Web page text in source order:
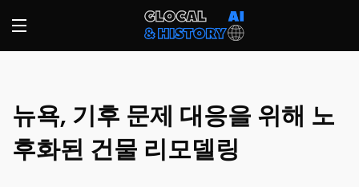
뉴욕, 기후 문제 대응을 위해 노
후화된 건물 리모델링